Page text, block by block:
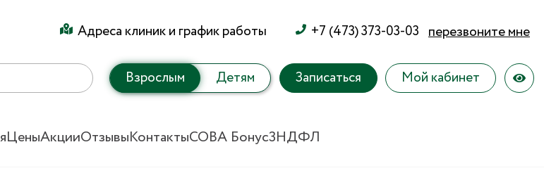
Адреса клиник и график работы +7 (473) 373-03-03 перезвоните мне
Взрослым Детям Записаться Мой кабинет
ЦеныАкцииОтзывыКонтактыСОВА Бонус3НДФЛ